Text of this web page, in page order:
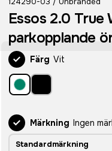
Essos 2.0 True
parkopplande
Färg Vit
Märkning Ingen
Standardmärkning